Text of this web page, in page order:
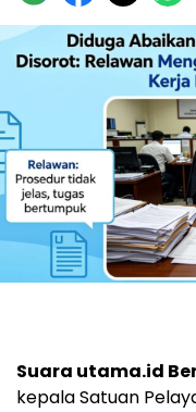
Suara utama.id
kepala Satuan